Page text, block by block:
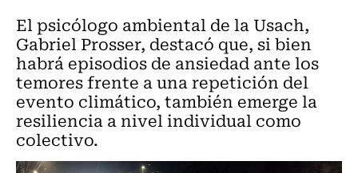
El psicólogo ambiental de la Usach,
Gabriel Prosser, destacó que, si bien
habrá episodios de ansiedad ante los
temores frente a una repetición del
evento climático, también emerge la
resiliencia a nivel individual como
colectivo.